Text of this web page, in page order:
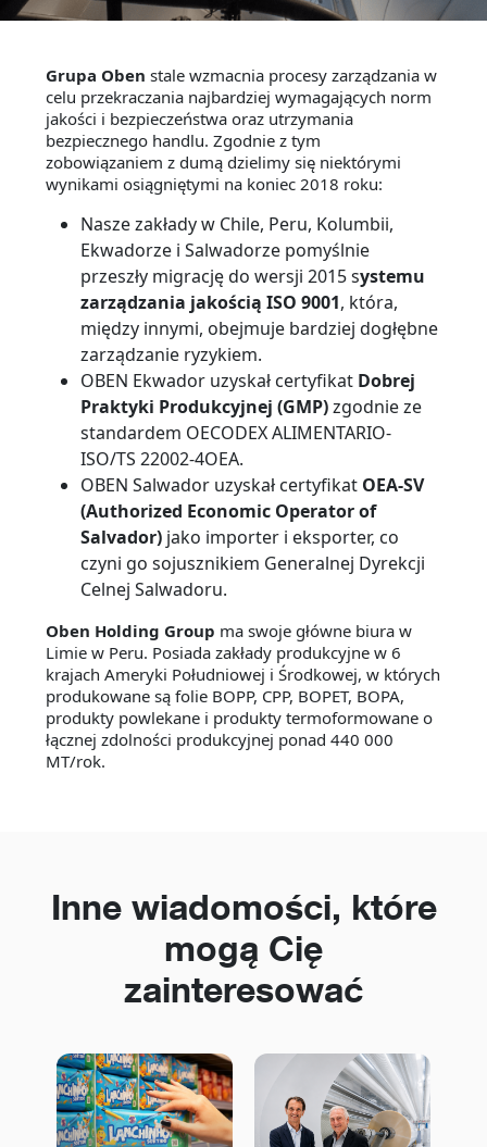
Grupa Oben stale wzmacnia procesy zarządzania w
celu przekraczania najbardziej wymagających norm
jakości i bezpieczeństwa oraz utrzymania
bezpiecznego handlu. Zgodnie z tym
zobowiązaniem z dumą dzielimy się niektórymi
wynikami osiągniętymi na koniec 2018 roku:
Nasze zakłady w Chile, Peru, Kolumbii,
Ekwadorze i Salwadorze pomyślnie
przeszły migrację do wersji 2015 systemu
zarządzania jakością ISO 9001, która,
między innymi, obejmuje bardziej dogłębne
zarządzanie ryzykiem.
OBEN Ekwador uzyskał certyfikat Dobrej
Praktyki Produkcyjnej (GMP)zgodnie ze
standardem OECODEX ALIMENTARIO-
ISO/TS 22002-4OEA.
OBEN Salwador uzyskał certyfikat OEA-SV
(Authorized Economic Operator of
Salvador) jako importer i eksporter, co
czyni go sojusznikiem Generalnej Dyrekcji
Celnej Salwadoru.
Oben Holding Group ma swoje główne biura w
Limie w Peru. Posiada zakłady produkcyjne w 6
krajach Ameryki Południowej i Środkowej, w których
produkowane są folie BOPP, CPP, BOPET, BOPA,
produkty powlekane i produkty termoformowane o
łącznej zdolności produkcyjnej ponad 440 000
MT/rok.
Inne wiadomości, które
mogą Cię
zainteresować